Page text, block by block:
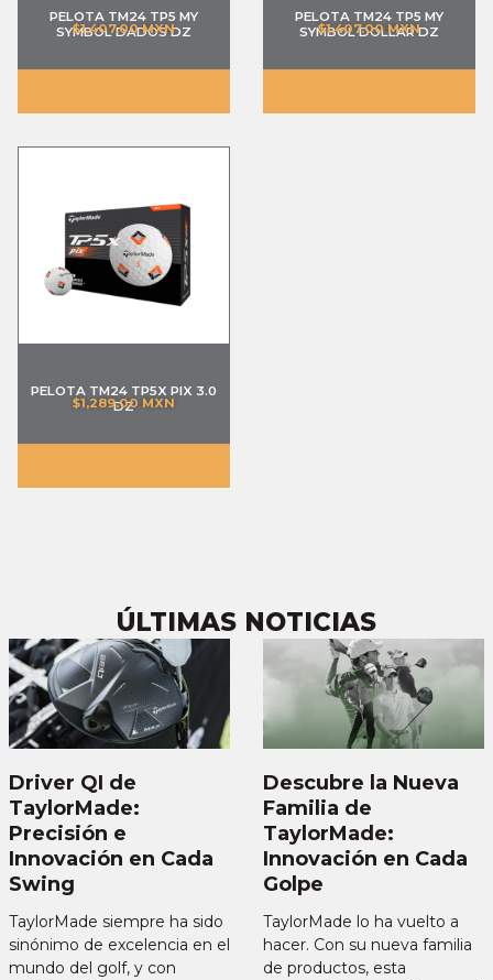
PELOTA TM24 TP5 MY
SYMBOL DADOS DZ
$1,407.00 MXN
PELOTA TM24 TP5 MY
SYMBOL DOLLAR DZ
$1,407.00 MXN
PELOTA TM24 TP5X PIX 3.0
DZ
$1,289.00 MXN
ÚLTIMAS NOTICIAS
Driver QI de
TaylorMade:
Precisión e
Innovación en Cada
Swing
TaylorMade siempre ha sido
sinónimo de excelencia en el
mundo del golf, y con
Descubre la Nueva
Familia de
TaylorMade:
Innovación en Cada
Golpe
TaylorMade lo ha vuelto a
hacer. Con su nueva familia
de productos, esta